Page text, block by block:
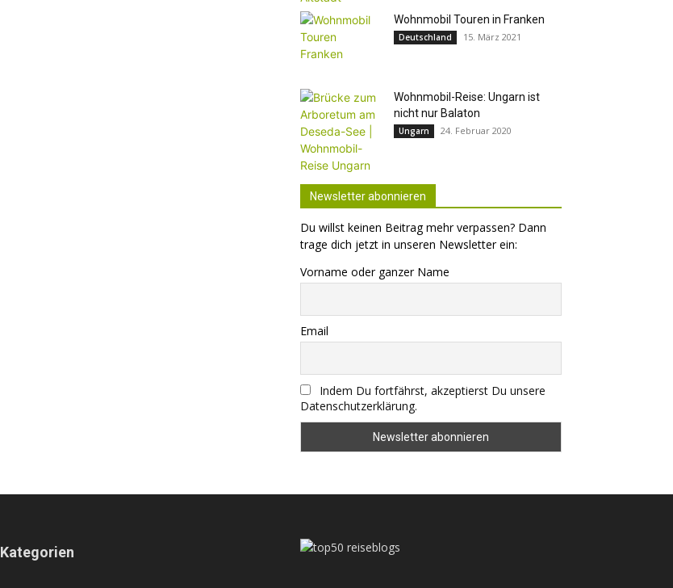
Wohnmobil Touren in Franken
Deutschland 15. März 2021
Wohnmobil-Reise: Ungarn ist
nicht nur Balaton
Ungarn 24. Februar 2020
Newsletter abonnieren
Du willst keinen Beitrag mehr verpassen? Dann
trage dich jetzt in unseren Newsletter ein:
Vorname oder ganzer Name
Email
Indem Du fortfährst, akzeptierst Du unsere
Datenschutzerklärung.
Kategorien